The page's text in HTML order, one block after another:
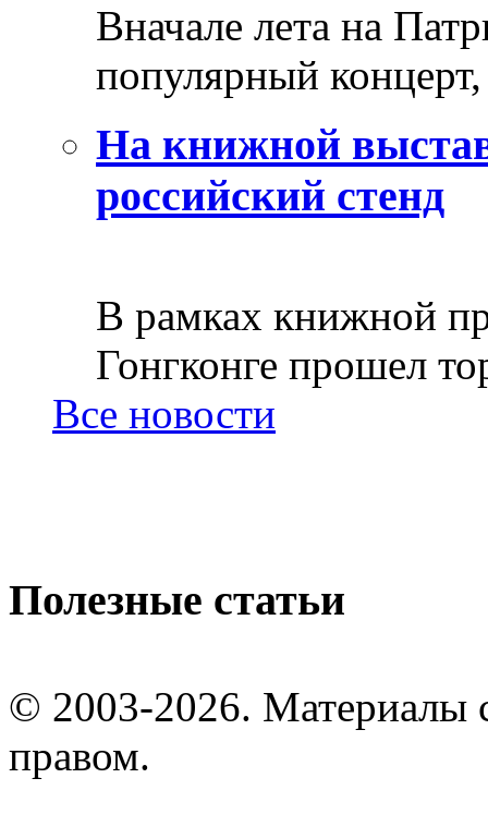
Вначале лета на
популярный
На книжной
российский стенд
В рамках книжной
Гонгконге прошел
Все новости
Полезные статьи
© 2003-2026. Материалы
правом.